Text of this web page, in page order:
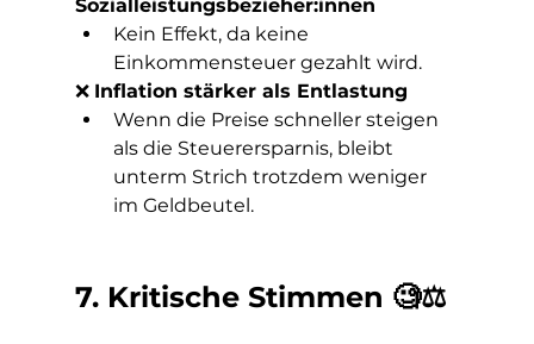
Sozialleistungsbezieher:innen
Kein Effekt, da keine
Einkommensteuer gezahlt wird.
❌ Inflation stärker als Entlastung
Wenn die Preise schneller steigen
als die Steuerersparnis, bleibt
unterm Strich trotzdem weniger
im Geldbeutel.
7. Kritische Stimmen 🧐⚖️